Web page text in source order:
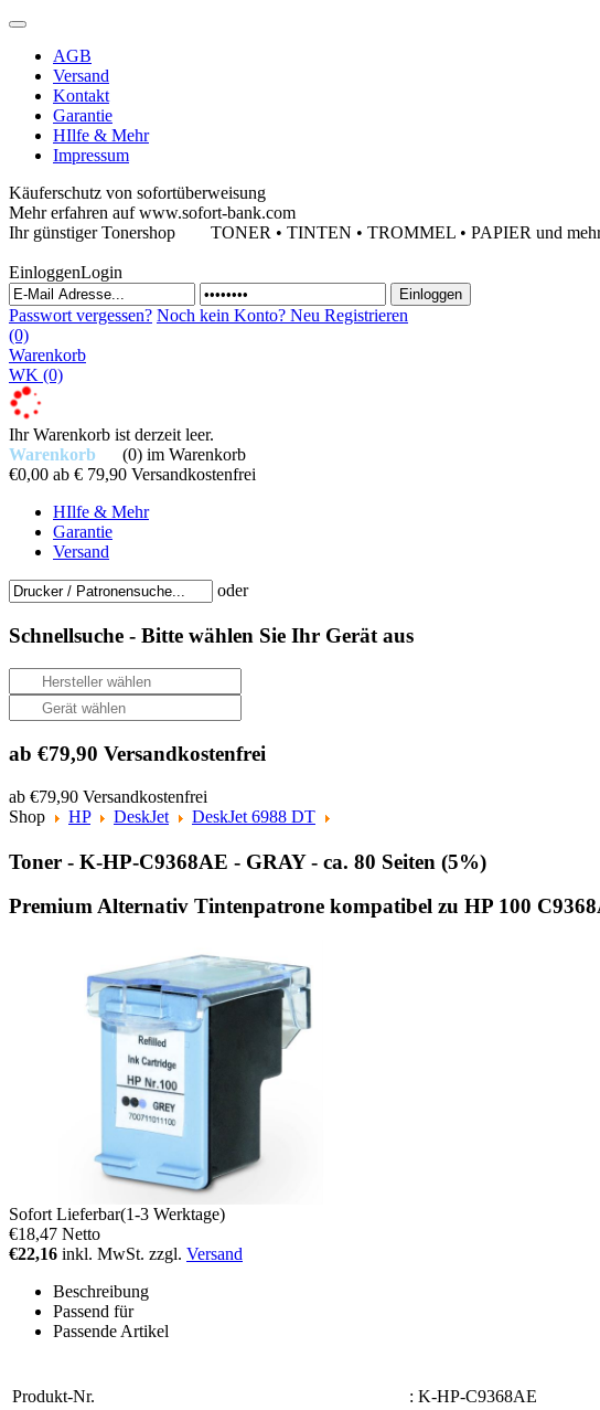
AGB
Versand
Kontakt
Garantie
HIlfe & Mehr
Impressum
Käuferschutz von sofortüberweisung
Mehr erfahren auf www.sofort-bank.com
Ihr günstiger Tonershop TONER • TINTEN • TROMMEL • PAPIER und
EinloggenLogin
Passwort vergessen? Noch kein Konto? Neu Registrieren
(0)
Warenkorb
WK (0)
Ihr Warenkorb ist derzeit leer.
Warenkorb
(0) im Warenkorb
€0,00 ab € 79,90 Versandkostenfrei
HIlfe & Mehr
Garantie
Versand
oder
Schnellsuche - Bitte wählen Sie Ihr Gerät aus
ab €79,90 Versandkostenfrei
ab €79,90 Versandkostenfrei
Shop
HP DeskJet DeskJet 6988 DT
Toner - K-HP-C9368AE - GRAY - ca. 80 Seiten (5%)
Premium Alternativ Tintenpatrone kompatibel zu HP 100
Sofort Lieferbar(1-3 Werktage)
€18,47 Netto
€22,16 inkl. MwSt. zzgl. Versand
Beschreibung
Passend für
Passende Artikel
Produkt-Nr. : K-HP-C9368AE